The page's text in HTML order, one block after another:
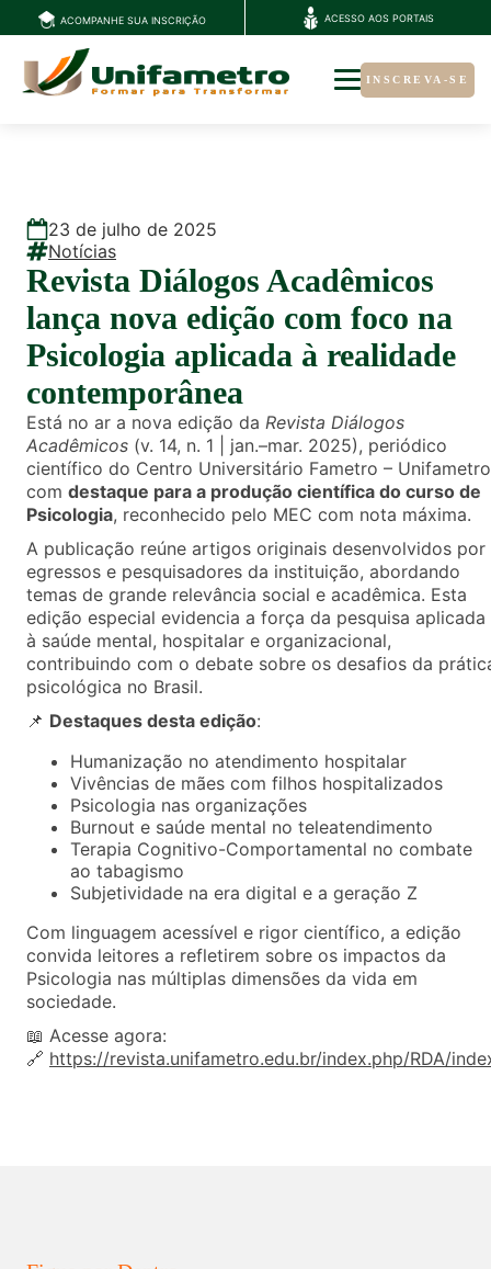
ACOMPANHE SUA INSCRIÇÃO ACESSO AOS PORTAIS
INSCREVA-SE
23 de julho de 2025
Notícias
Revista Diálogos Acadêmicos
lança nova edição com foco na
Psicologia aplicada à realidade
contemporânea
Está no ar a nova edição da Revista Diálogos
Acadêmicos (v. 14, n. 1 | jan.–mar. 2025), periódico
científico do Centro Universitário Fametro –
com destaque para a produção científica do curso de
Psicologia, reconhecido pelo MEC com nota máxima.
A publicação reúne artigos originais desenvolvidos por
egressos e pesquisadores da instituição, abordando
temas de grande relevância social e acadêmica. Esta
edição especial evidencia a força da pesquisa aplicada
à saúde mental, hospitalar e organizacional,
contribuindo com o debate sobre os desafios da
psicológica no Brasil.
📌 Destaques desta edição:
Humanização no atendimento hospitalar
Vivências de mães com filhos hospitalizados
Psicologia nas organizações
Burnout e saúde mental no teleatendimento
Terapia Cognitivo-Comportamental no combate
ao tabagismo
Subjetividade na era digital e a geração Z
Com linguagem acessível e rigor científico, a edição
convida leitores a refletirem sobre os impactos da
Psicologia nas múltiplas dimensões da vida em
sociedade.
📖 Acesse agora:
🔗 https://revista.unifametro.edu.br/index.php/RDA/